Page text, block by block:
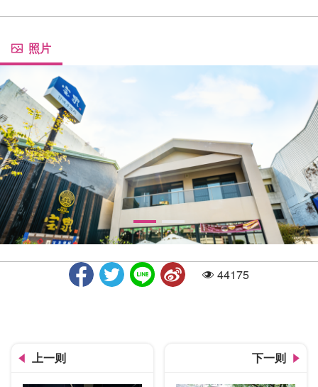
照片
人气44175
上一则 下一则